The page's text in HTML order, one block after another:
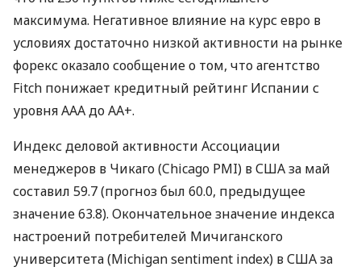
максимума. Негативное влияние на курс евро в
условиях достаточно низкой активности на рынке
форекс оказало сообщение о том, что агентство
Fitch понижает кредитный рейтинг Испании с
уровня AAA до AA+.
Индекс деловой активности Ассоциации
менеджеров в Чикаго (Chicago PMI) в США за май
составил 59.7 (прогноз был 60.0, предыдущее
значение 63.8). Окончательное значение индекса
настроений потребителей Мичиганского
университета (Michigan sentiment index) в США за